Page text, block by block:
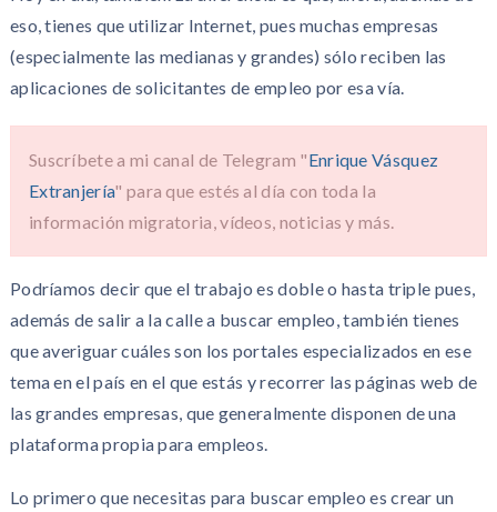
eso, tienes que utilizar Internet, pues muchas empresas
(especialmente las medianas y grandes) sólo reciben las
aplicaciones de solicitantes de empleo por esa vía.
Suscríbete a mi canal de Telegram "Enrique Vásquez
Extranjería" para que estés al día con toda la
información migratoria, vídeos, noticias y más.
Podríamos decir que el trabajo es doble o hasta triple pues,
además de salir a la calle a buscar empleo, también tienes
que averiguar cuáles son los portales especializados en ese
tema en el país en el que estás y recorrer las páginas web de
las grandes empresas, que generalmente disponen de una
plataforma propia para empleos.
Lo primero que necesitas para buscar empleo es crear un